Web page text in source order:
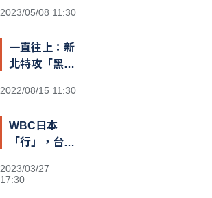
第一
2023/05/08 11:30
一直往上：新
北特攻「黑
咬定T1新球
2022/08/15 11:30
WBC日本
「行」，台灣
2023/03/27
17:30